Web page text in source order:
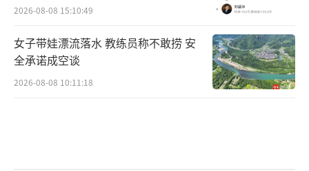
2026-08-08 15:10:49
女子带娃漂流落水 教练员称不敢捞 安
全承诺成空谈
2026-08-08 10:11:18